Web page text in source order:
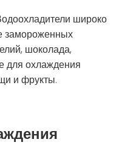
широко
замороженных
шоколада,
для охлаждения
и фрукты.